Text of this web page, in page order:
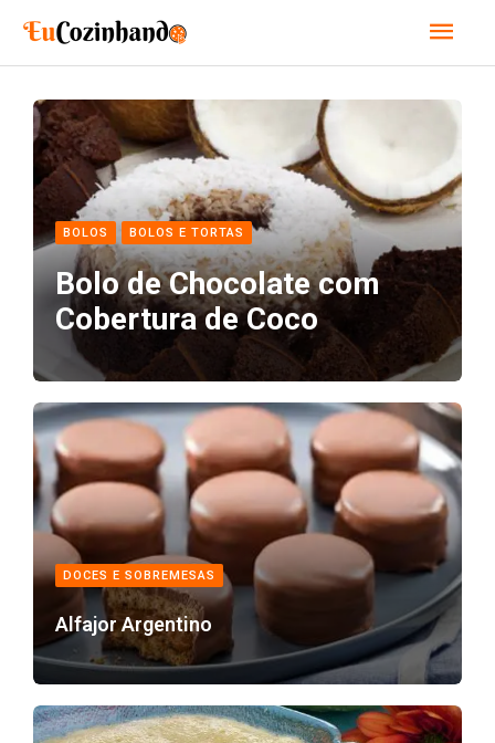
para
o
conteúdo
BOLOS BOLOS E TORTAS
Bolo de Chocolate com
Cobertura de Coco
DOCES E SOBREMESAS
Alfajor Argentino